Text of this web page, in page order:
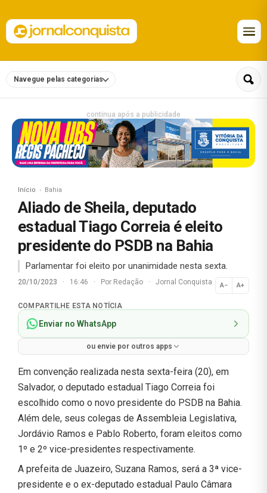
Navegue pelas categorias
continua após a publicidade
Início Bahia
Aliado de Sheila, deputado
estadual Tiago Correia é eleito
presidente do PSDB na Bahia
Parlamentar foi eleito por unanimidade nesta sexta.
20/10/2023 · 16:46 · Por Redação · Jornal Conquista A− A+
Normal
COMPARTILHE ESTA NOTÍCIA
Enviar no WhatsApp
ou envie por outros apps
Em convenção realizada nesta sexta-feira (20), em
Salvador, o deputado estadual Tiago Correia foi
escolhido como o novo presidente do PSDB na Bahia.
Além dele, seus colegas de Assembleia Legislativa,
Jordávio Ramos e Pablo Roberto, foram eleitos como
1º e 2º vice-presidentes respectivamente.
A prefeita de Juazeiro, Suzana Ramos, será a 3ª vice-
presidente e o ex-deputado estadual Paulo Câmara